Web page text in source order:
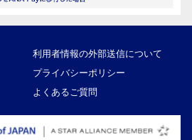
利用者情報の外部送信について
プライバシーポリシー
よくあるご質問